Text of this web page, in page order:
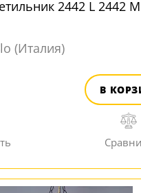
2442 L 2442 M
(Италия)
В